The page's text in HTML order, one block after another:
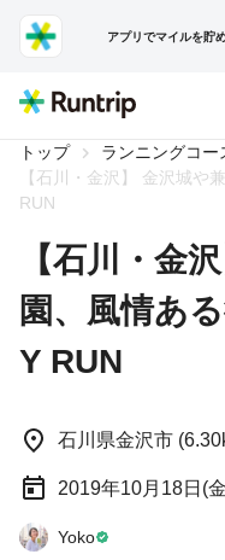
アプリでマイルを貯
トップ ランニングコー
【石川・金沢】 金沢城や
RUN
【石川・金
園、風情あ
Y RUN
石川県金沢市
2019年10月18日(
Yoko